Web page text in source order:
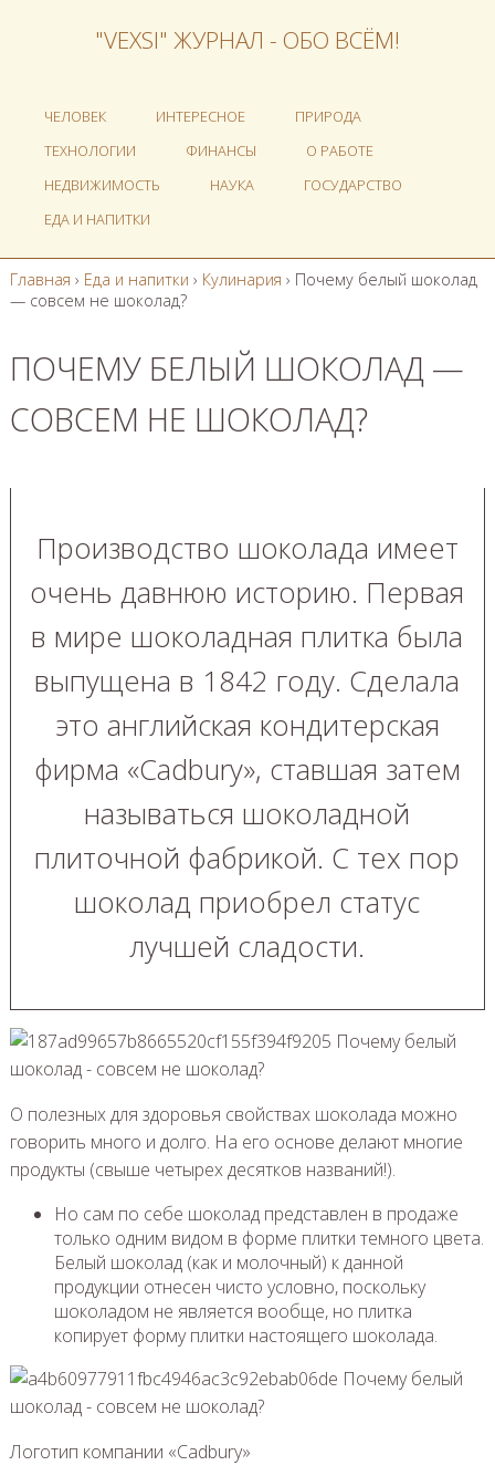
"VEXSI" ЖУРНАЛ - ОБО ВСЁМ!
ЧЕЛОВЕК ИНТЕРЕСНОЕ
ПРИРОДА
ТЕХНОЛОГИИ
ФИНАНСЫ
О РАБОТЕ
НЕДВИЖИМОСТЬ
НАУКА
ГОСУДАРСТВО
ЕДА И НАПИТКИ
Главная › Еда и напитки › Кулинария › Почему белый шоколад
— совсем не шоколад?
ПОЧЕМУ БЕЛЫЙ ШОКОЛАД —
СОВСЕМ НЕ ШОКОЛАД?
Производство шоколада имеет
очень давнюю историю. Первая
в мире шоколадная плитка была
выпущена в 1842 году. Сделала
это английская кондитерская
фирма «Cadbury», ставшая затем
называться шоколадной
плиточной фабрикой. С тех пор
шоколад приобрел статус
лучшей сладости.
О полезных для здоровья свойствах шоколада можно
говорить много и долго. На его основе делают многие
продукты (свыше четырех десятков названий!).
Но сам по себе шоколад представлен в продаже
только одним видом в форме плитки темного цвета.
Белый шоколад (как и молочный) к данной
продукции отнесен чисто условно, поскольку
шоколадом не является вообще, но плитка
копирует форму плитки настоящего шоколада.
Логотип компании «Cadbury»